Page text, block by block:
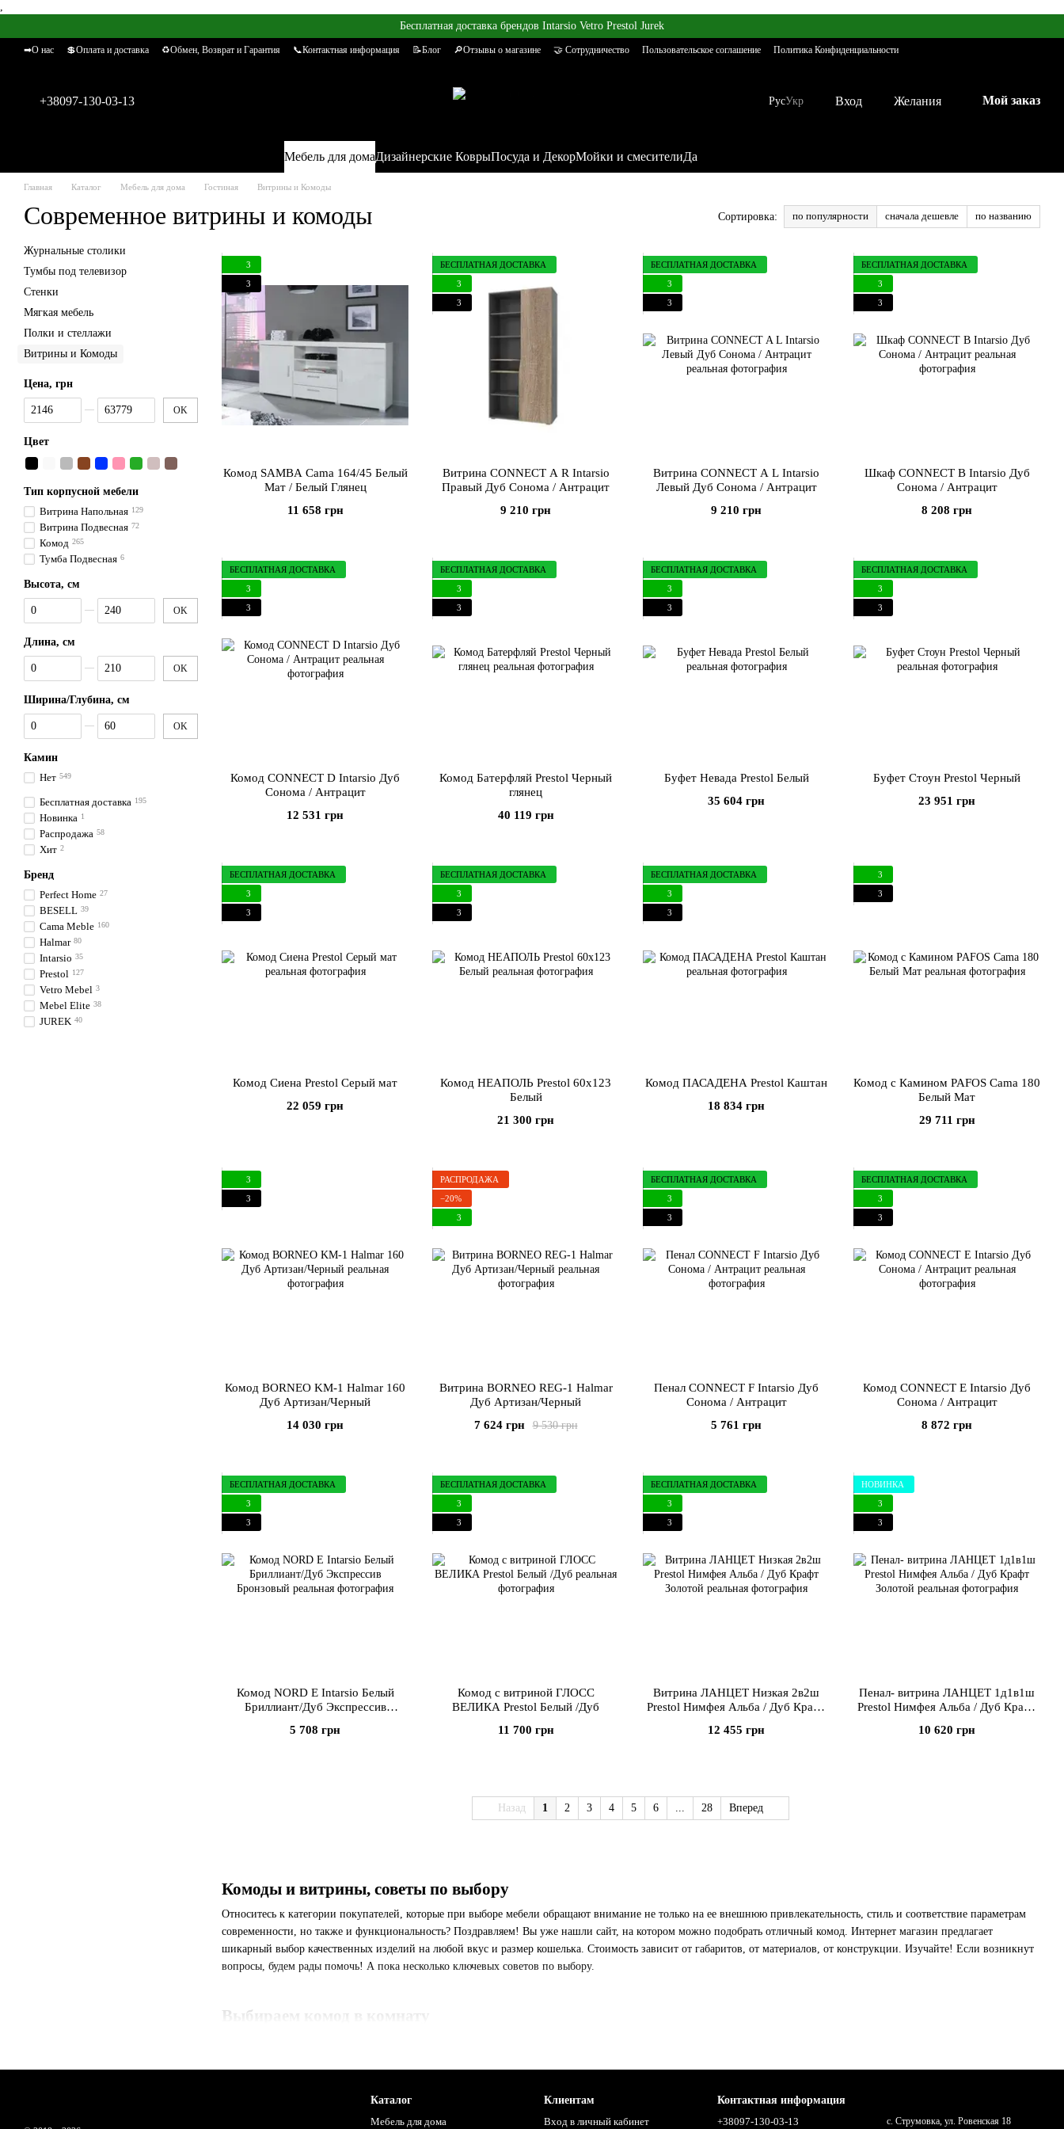
,
Бесплатная доставка брендов Intarsio Vetro Prestol Jurek
➡О нас 💲Оплата и доставка ♻Обмен, Возврат и Гарантия 📞Контактная информация 📝Блог 🔎Отзывы о магазине 🤝 Сотрудничество Пользовательское соглашение Политика Конфиденциальности
+38097-130-03-13 РусУкр Вход Желания Мой заказ
Мебель для домаДизайнерские КоврыПосуда и ДекорМойки и смесителиДа
Главная Каталог Мебель для дома Гостиная Витрины и Комоды
Современное витрины и комоды Сортировка: по популярности сначала дешевле по названию
Комоды и витрины, советы по выбору
Относитесь к категории покупателей, которые при выборе мебели обращают внимание не только на ее внешнюю привлекательность, стиль и соответствие параметрам
современности, но также и функциональность? Поздравляем! Вы уже нашли сайт, на котором можно подобрать отличный комод. Интернет магазин предлагает
шикарный выбор качественных изделий на любой вкус и размер кошелька. Стоимость зависит от габаритов, от материалов, от конструкции. Изучайте! Если возникнут
вопросы, будем рады помочь! А пока несколько ключевых советов по выбору.
Выбираем комод в комнату
можно подобрать вариант и под малогабаритное помещение. Много ящиков и полок с разными отделениями под разные вещи предусмотрены в этих, традиционно,
3
3
Комод SAMBA Cama 164/45 Белый
Мат / Белый Глянец
11 658 грн
БЕСПЛАТНАЯ ДОСТАВКА
3
3
Витрина CONNECT A R Intarsio
Правый Дуб Сонома / Антрацит
9 210 грн
БЕСПЛАТНАЯ ДОСТАВКА
3
3
Витрина CONNECT A L Intarsio
Левый Дуб Сонома / Антрацит
9 210 грн
БЕСПЛАТНАЯ ДОСТАВКА
3
3
Шкаф CONNECT B Intarsio Дуб
Сонома / Антрацит
8 208 грн
БЕСПЛАТНАЯ ДОСТАВКА
3
3
Комод CONNECT D Intarsio Дуб
Сонома / Антрацит
12 531 грн
БЕСПЛАТНАЯ ДОСТАВКА
3
3
Комод Батерфляй Prestol Черный
глянец
40 119 грн
БЕСПЛАТНАЯ ДОСТАВКА
3
3
Буфет Невада Prestol Белый
35 604 грн
БЕСПЛАТНАЯ ДОСТАВКА
3
3
Буфет Стоун Prestol Черный
23 951 грн
БЕСПЛАТНАЯ ДОСТАВКА
3
3
Комод Сиена Prestol Серый мат
22 059 грн
БЕСПЛАТНАЯ ДОСТАВКА
3
3
Комод НЕАПОЛЬ Prestol 60х123
Белый
21 300 грн
БЕСПЛАТНАЯ ДОСТАВКА
3
3
Комод ПАСАДЕНА Prestol Каштан
18 834 грн
3
3
Комод с Камином PAFOS Cama 180
Белый Мат
29 711 грн
3
3
Комод BORNEO KM-1 Halmar 160
Дуб Артизан/Черный
14 030 грн
РАСПРОДАЖА
−20%
3
Витрина BORNEO REG-1 Halmar
Дуб Артизан/Черный
9 530 грн
7 624 грн
БЕСПЛАТНАЯ ДОСТАВКА
3
3
Пенал CONNECT F Intarsio Дуб
Сонома / Антрацит
5 761 грн
БЕСПЛАТНАЯ ДОСТАВКА
3
3
Комод CONNECT E Intarsio Дуб
Сонома / Антрацит
8 872 грн
БЕСПЛАТНАЯ ДОСТАВКА
3
3
Комод NORD E Intarsio Белый
Бриллиант/Дуб Экспрессив
5 708 грн
БЕСПЛАТНАЯ ДОСТАВКА
3
3
Комод с витриной ГЛОСС
ВЕЛИКА Prestol Белый /Дуб
11 700 грн
БЕСПЛАТНАЯ ДОСТАВКА
3
3
Витрина ЛАНЦЕТ Низкая 2в2ш
Prestol Нимфея Альба / Дуб Крафт
12 455 грн
НОВИНКА
3
3
Пенал- витрина ЛАНЦЕТ 1д1в1ш
Prestol Нимфея Альба / Дуб Крафт
10 620 грн
Назад 1 2 3 4 5 6 ... 28 Вперед
Журнальные столики
Тумбы под телевизор
Стенки
Мягкая мебель
Полки и стеллажи
Витрины и Комоды
Цена, грн
От Цена, грн
До Цена, грн
OK
Цвет
Тип корпусной мебели
Витрина Напольная 129
Витрина Подвесная 72
Комод 265
Тумба Подвесная 6
Высота, см
От Высота, см
До Высота, см
OK
Длина, см
От Длина, см
До Длина, см
OK
Ширина/Глубина, см
От Ширина/Глубина, см
До Ширина/Глубина, см
OK
Камин
Нет 549
Бесплатная доставка 195
Новинка 1
Распродажа 58
Хит 2
Бренд
Perfect Home 27
BESELL 39
Cama Meble 160
Halmar 80
Intarsio 35
Prestol 127
Vetro Mebel 3
Mebel Elite 38
JUREK 40
Каталог
Мебель для дома
Клиентам
Вход в личный кабинет
Контактная информация
+38097-130-03-13
с. Струмовка, ул. Ровенская 18